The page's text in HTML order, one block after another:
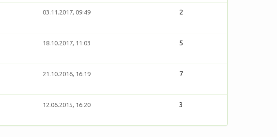
03.11.2017, 09:49 2
18.10.2017, 11:03 5
21.10.2016, 16:19 7
12.06.2015, 16:20 3